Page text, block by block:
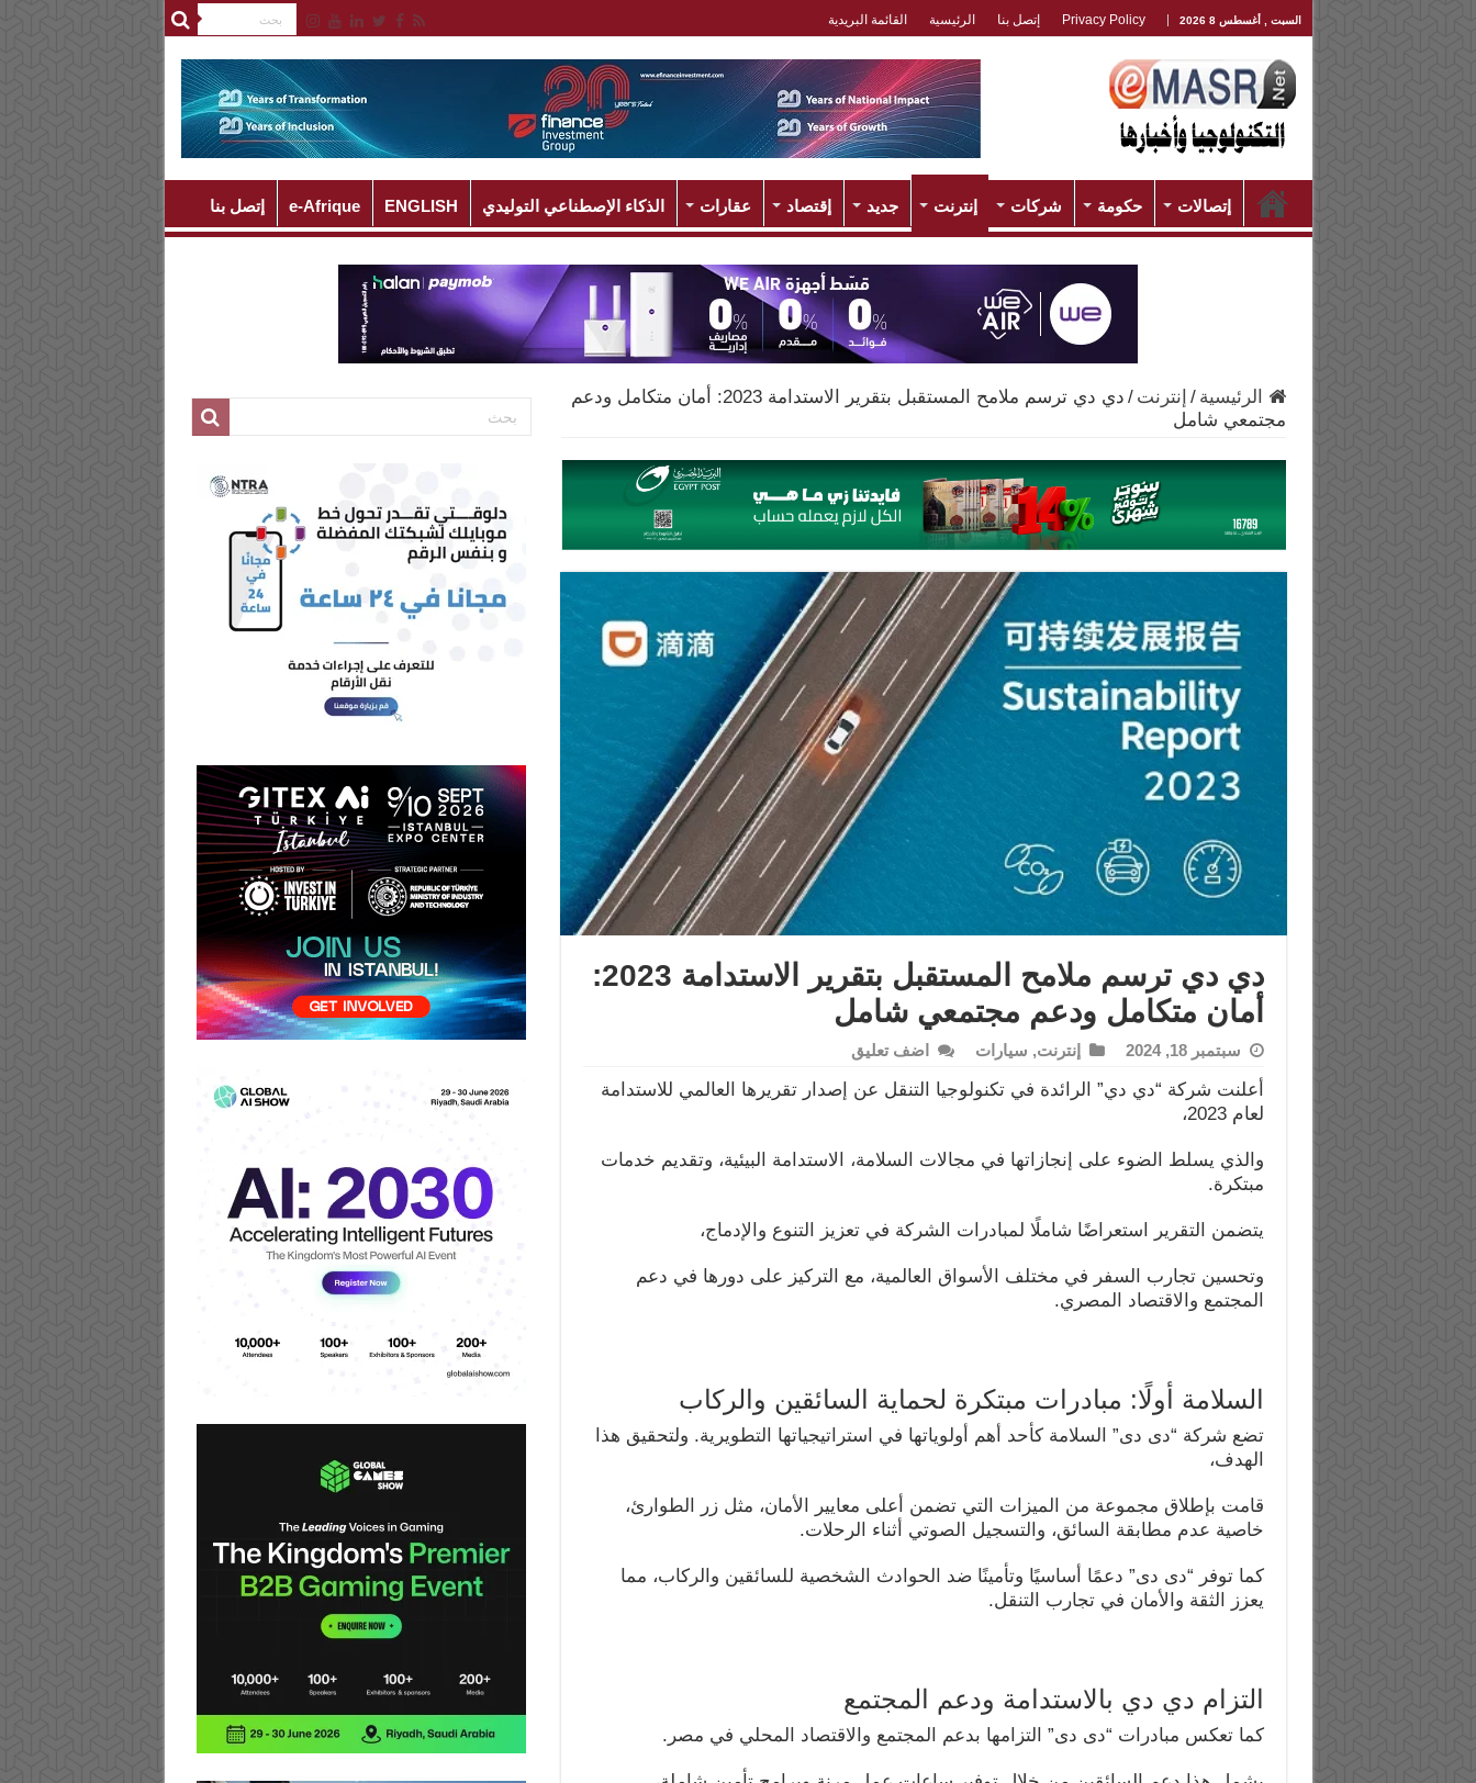
السبت , أغسطس 8 2026 Privacy Policy إتصل بنا الرئيسية القائمة البريدية
إتصالات حكومة شركات إنترنت جديد إقتصاد عقارات الذكاء الإصطناعي التوليدي ENGLISH
e-Afrique إتصل بنا
الرئيسية / إنترنت /
دي دي ترسم ملامح المستقبل بتقرير الاستدامة 2023: أمان متكامل ودعم
مجتمعي شامل
دي دي ترسم ملامح المستقبل بتقرير الاستدامة 2023:
أمان متكامل ودعم مجتمعي شامل
سبتمبر 18, 2024 إنترنت, سيارات اضف تعليق
أعلنت شركة “دي دي” الرائدة في تكنولوجيا التنقل عن إصدار تقريرها العالمي للاستدامة
لعام 2023،
والذي يسلط الضوء على إنجازاتها في مجالات السلامة، الاستدامة البيئية، وتقديم خدمات
مبتكرة.
يتضمن التقرير استعراضًا شاملًا لمبادرات الشركة في تعزيز التنوع والإدماج،
وتحسين تجارب السفر في مختلف الأسواق العالمية، مع التركيز على دورها في دعم
المجتمع والاقتصاد المصري.
السلامة أولًا: مبادرات مبتكرة لحماية السائقين والركاب
تضع شركة “دى دى” السلامة كأحد أهم أولوياتها في استراتيجياتها التطويرية. ولتحقيق هذا
الهدف،
قامت بإطلاق مجموعة من الميزات التي تضمن أعلى معايير الأمان، مثل زر الطوارئ،
خاصية عدم مطابقة السائق، والتسجيل الصوتي أثناء الرحلات.
كما توفر “دى دى” دعمًا أساسيًا وتأمينًا ضد الحوادث الشخصية للسائقين والركاب، مما
يعزز الثقة والأمان في تجارب التنقل.
التزام دي دي بالاستدامة ودعم المجتمع
كما تعكس مبادرات “دى دى” التزامها بدعم المجتمع والاقتصاد المحلي في مصر.